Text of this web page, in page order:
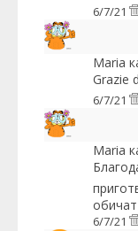
6/7/21
Maria
Grazie
6/7/21
Maria
6/7/21